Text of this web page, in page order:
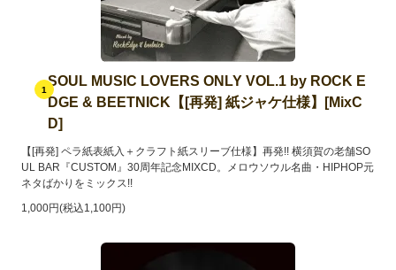
1
SOUL MUSIC LOVERS ONLY VOL.1 by ROCK E
DGE & BEETNICK【[再発] 紙ジャケ仕様】[MixC
D]
【[再発] ペラ紙表紙入＋クラフト紙スリーブ仕様】再発!! 横須賀の老舗SO
UL BAR『CUSTOM』30周年記念MIXCD。メロウソウル名曲・HIPHOP元
ネタばかりをミックス!!
1,000円(税込1,100円)